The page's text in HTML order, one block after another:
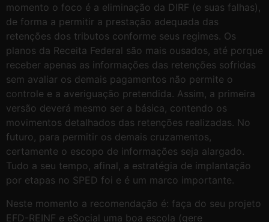
momento o foco é a eliminação da DIRF (e suas falhas),
de forma a permitir a prestação adequada das
retenções dos tributos conforme seus regimes. Os
planos da Receita Federal são mais ousados, até porque
receber apenas as informações das retenções sofridas
sem avaliar os demais pagamentos não permite o
controle e a averiguação pretendida. Assim, a primeira
versão deverá mesmo ser a básica, contendo os
movimentos detalhados das retenções realizadas. No
futuro, para permitir os demais cruzamentos,
certamente o escopo de informações seja alargado.
Tudo a seu tempo, afinal, a estratégia de implantação
por etapas no SPED foi e é um marco importante.
Neste momento a recomendação é: faça do seu projeto
EFD-REINF e eSocial uma boa escola (gere